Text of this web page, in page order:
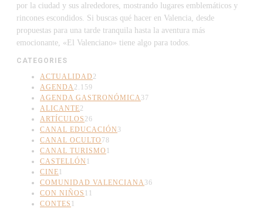
por la ciudad y sus alrededores, mostrando lugares emblemáticos y
rincones escondidos. Si buscas qué hacer en Valencia, desde
propuestas para una tarde tranquila hasta la aventura más
emocionante, «El Valenciano» tiene algo para todos.
CATEGORIES
ACTUALIDAD 2
AGENDA 2.159
AGENDA GASTRONÓMICA 37
ALICANTE2
ARTÍCULOS 26
CANAL EDUCACIÓN 3
CANAL OCULTO 78
CANAL TURISMO 1
CASTELLÓN 1
CINE1
COMUNIDAD VALENCIANA 36
CON NIÑOS 11
CONTES 1